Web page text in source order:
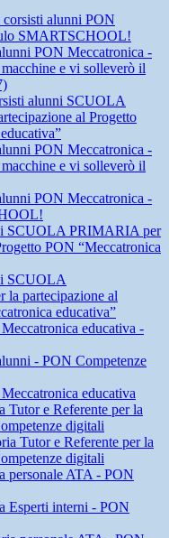
alunni PON
SMARTSCHOOL!
PON Meccatronica -
e vi solleverò il
alunni SCUOLA
al Progetto
PON Meccatronica -
e vi solleverò il
PON Meccatronica -
SCUOLA PRIMARIA per
PON “Meccatronica
SCUOLA
partecipazione al
educativa”
educativa -
- PON Competenze
educativa
Tutor e Referente per la
digitali
Tutor e Referente per la
digitali
personale ATA - PON
Esperti interni - PON